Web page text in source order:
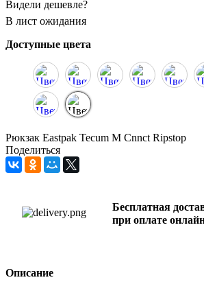
Видели дешевле?
В лист ожидания
Доступные цвета
Рюкзак Eastpak Tecum M Cnnct Ripstop
Поделиться
Бесплатная
при оплате
Описание